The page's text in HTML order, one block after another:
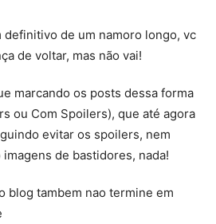
definitivo de um namoro longo, vc
de voltar, mas não vai!
marcando os posts dessa forma
ou Com Spoilers), que até agora
evitar os spoilers, nem
de bastidores, nada!
blog tambem nao termine em